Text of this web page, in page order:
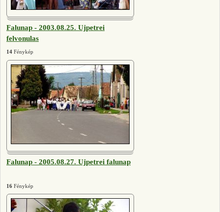
Falunap - 2003.08.25. Ujpetrei
felvonulas
14 Fénykép
Falunap - 2005.08.27. Ujpetrei falunap
16 Fénykép